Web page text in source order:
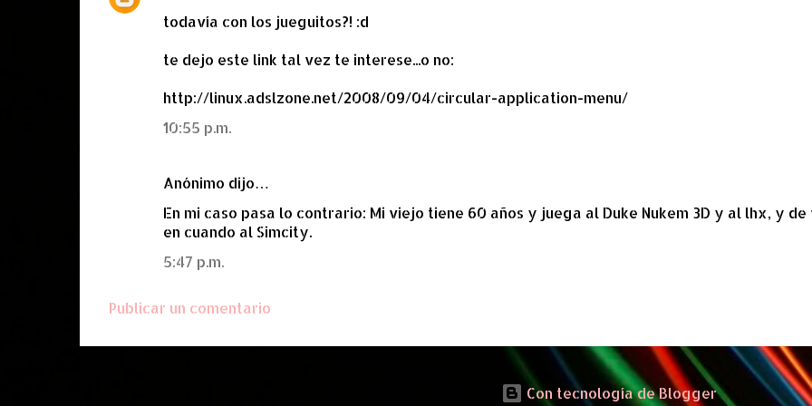
todavía con los jueguitos?! :d
te dejo este link tal vez te interese...o no:
http://linux.adslzone.net/2008/09/04/circular-application-menu/
10:55 p.m.
Anónimo dijo…
En mi caso pasa lo contrario: Mi viejo tiene 60 años y juega al Duke Nukem 3D y al lhx, y de
en cuando al Simcity.
5:47 p.m.
Publicar un comentario
Con tecnología de Blogger